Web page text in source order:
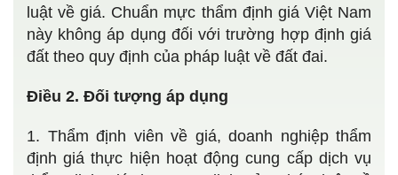
luật về giá. Chuẩn mực thẩm định giá Việt Nam
này không áp dụng đối với trường hợp định giá
đất theo quy định của pháp luật về đất đai.
Điều 2. Đối tượng áp dụng
1. Thẩm định viên về giá, doanh nghiệp thẩm
định giá thực hiện hoạt động cung cấp dịch vụ